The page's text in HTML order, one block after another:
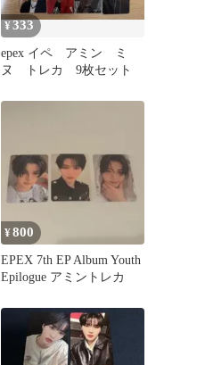
¥333
epex イペ アミン ミ
ヌ トレカ 9枚セット
¥800
EPEX 7th EP Album Youth
Epilogue アミントレカ